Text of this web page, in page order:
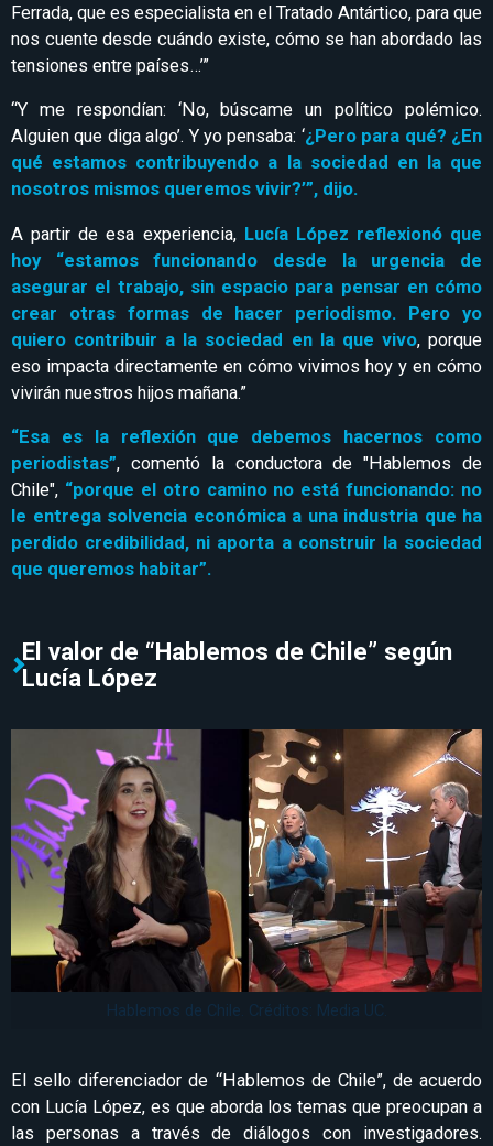
Ferrada, que es especialista en el Tratado Antártico, para que
nos cuente desde cuándo existe, cómo se han abordado las
tensiones entre países…’”
“Y me respondían: ‘No, búscame un político polémico.
Alguien que diga algo’. Y yo pensaba: ‘¿Pero para qué? ¿En
qué estamos contribuyendo a la sociedad en la que
nosotros mismos queremos vivir?’”, dijo.
A partir de esa experiencia, Lucía López reflexionó que
hoy “estamos funcionando desde la urgencia de
asegurar el trabajo, sin espacio para pensar en cómo
crear otras formas de hacer periodismo. Pero yo
quiero contribuir a la sociedad en la que vivo, porque
eso impacta directamente en cómo vivimos hoy y en cómo
vivirán nuestros hijos mañana.”
“Esa es la reflexión que debemos hacernos como
periodistas”, comentó la conductora de "Hablemos de
Chile", “porque el otro camino no está funcionando: no
le entrega solvencia económica a una industria que ha
perdido credibilidad, ni aporta a construir la sociedad
que queremos habitar”.
El valor de “Hablemos de Chile” según
Lucía López
Hablemos de Chile. Créditos: Media UC.
El sello diferenciador de “Hablemos de Chile”, de acuerdo
con Lucía López, es que aborda los temas que preocupan a
las personas a través de diálogos con investigadores.